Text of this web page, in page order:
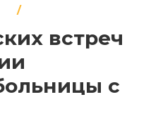
встреч
с